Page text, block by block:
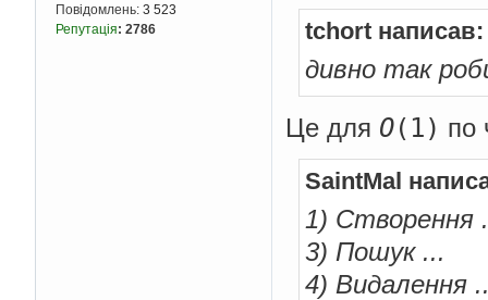
Повідомлень: 3 523
Репутація: 2786 tchort написав:
дивно так
Це для O(1) по
SaintMal
1) Створення
3) Пошук ...
4) Видалення